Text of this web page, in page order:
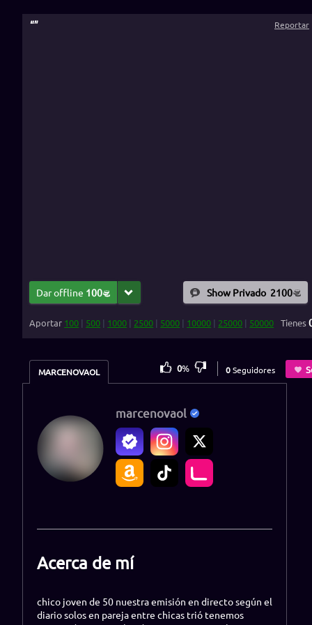
“” Reportar
Dar offline 100 Show Privado 2100
Aportar 100 | 500 | 1000 | 2500 | 5000 | 10000 | 25000 | 50000 Tienes
MARCENOVAOL 0% 0Seguidores
marcenovaol
Acerca de mí
chico joven de 50 nuestra emisión en directo según el
diario solos en pareja entre chicas trió tenemos